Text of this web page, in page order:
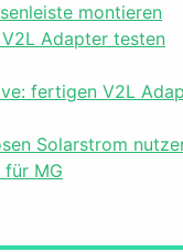
montieren
Adapter testen
fertigen V2L
Solarstrom
für MG